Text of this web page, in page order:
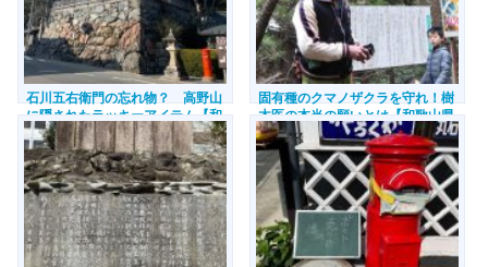
石川五右衛門の忘れ物？ 高野山
に隠されたラッキーアイテム【和
歌山県高野町】
固有種のクマノザクラを守れ！樹
木医の本当の願いとは【和歌山県
古座川町】